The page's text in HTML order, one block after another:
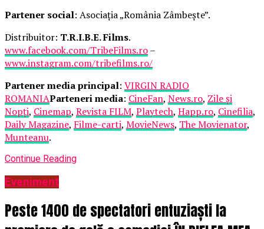
Partener social: Asociația „România Zâmbește”.
Distribuitor: T.R.I.B.E. Films.
www.facebook.com/TribeFilms.ro–
www.instagram.com/tribefilms.ro/
Partener media principal: VIRGIN RADIO
ROMANIAParteneri media: CineFan, News.ro, Zile și
Nopți, Cinemap, Revista FILM, Playtech, Happ.ro, Cinefilia,
Daily Magazine, Filme-carti, MovieNews, The Movienator,
Munteanu.
Continue Reading
Eveniment
Peste 1400 de spectatori entuziaști la